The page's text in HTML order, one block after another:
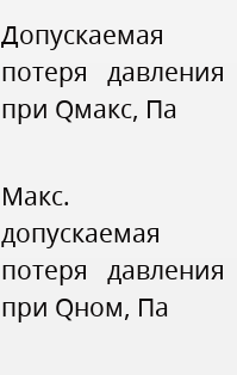
Допускаемая
потеря давления
при Qмакс, Па
Макс.
допускаемая
потеря давления
при Qном, Па